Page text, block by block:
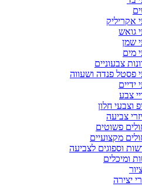
אקריליק
גואש
שמן
מים
צבעוניים
פסטל פנדה ושעווה
ידיים
צבע
וצבעי חלון
צביעה
פשוטים
מקצועיים
וספוגים לצביעה
ומיכלים
יצירה